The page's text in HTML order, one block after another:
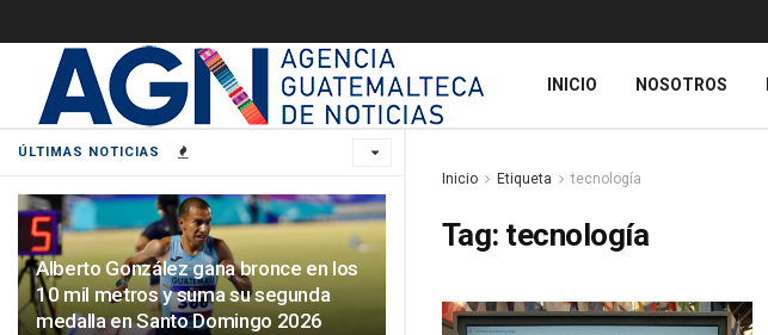
ÚLTIMAS NOTICIAS
Alberto González gana bronce en los
10 mil metros y suma su segunda
medalla en Santo Domingo 2026
INICIO NOSOTROS
Inicio Etiqueta tecnología
Tag: tecnología